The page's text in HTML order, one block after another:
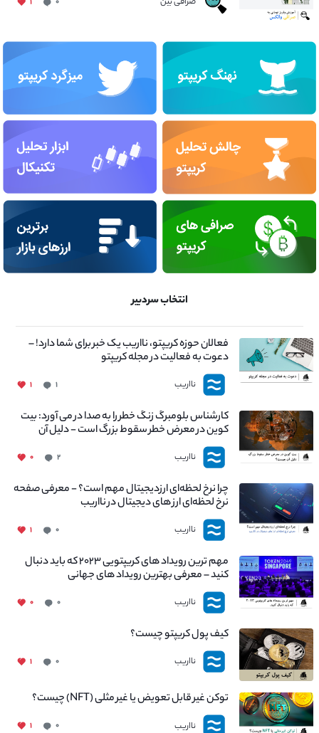
انتخاب سردبیر
فعالان حوزه کریپتو، نااریب یک خبر برای شما دارد! –
دعوت به فعالیت در مجله کریپتو
نااریب ۱ ۱
کارشناس بلومبرگ زنگ خطر را به صدا در می آورد: بیت
کوین در معرض خطر سقوط بزرگ است - دلیل آن
چیست؟
نااریب ۲ ۰
چرا نرخ لحظه‌ای ارزدیجیتال مهم است؟ - معرفی صفحه
نرخ لحظه‌ای ارز های دیجیتال در نااریب
نااریب ۰ ۱
مهم ترین رویداد های کریپتویی ۲۰۲۳ که باید دنبال
کنید – معرفی بهترین رویداد های جهانی
نااریب ۰ ۰
کیف پول کریپتو چیست؟
نااریب ۰ ۱
توکن غیر قابل تعویض یا غیر مثلی (NFT) چیست؟
نااریب ۰ ۱